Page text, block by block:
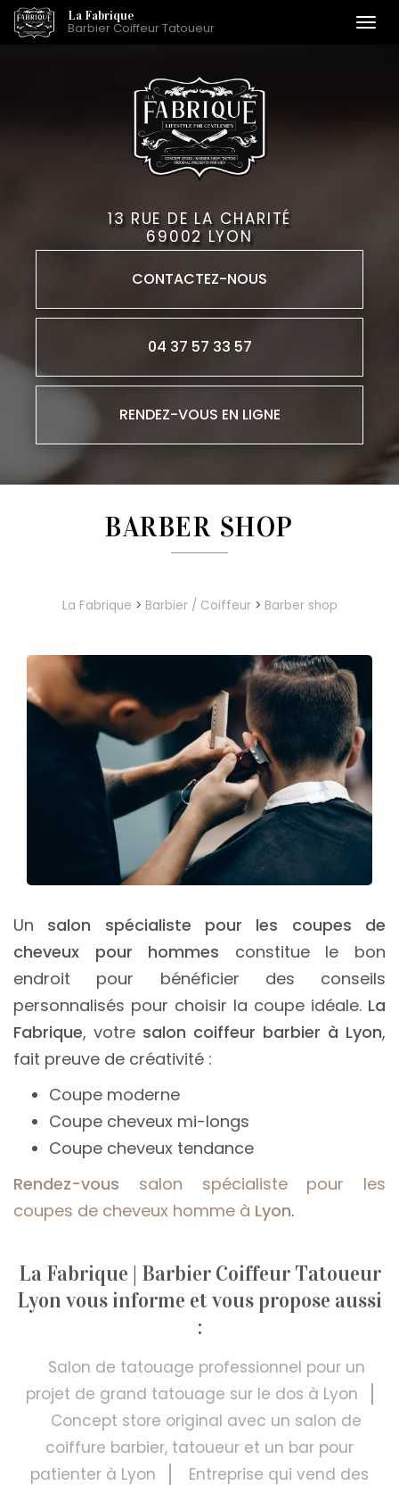
Aller
au
La Fabrique
Barbier Coiffeur Tatoueur
13 RUE DE LA CHARITÉ
69002 LYON
CONTACTEZ-NOUS
04 37 57 33 57
RENDEZ-VOUS EN LIGNE
BARBER SHOP
La Fabrique > Barbier / Coiffeur> Barber shop
Un salon spécialiste pour les coupes de
cheveux pour hommes constitue le bon
endroit pour bénéficier des conseils
personnalisés pour choisir la coupe idéale. La
Fabrique, votre salon coiffeur barbier à Lyon,
fait preuve de créativité :
Coupe moderne
Coupe cheveux mi-longs
Coupe cheveux tendance
Rendez-vous salon spécialiste pour les
coupes de cheveux homme à Lyon.
La Fabrique | Barbier Coiffeur Tatoueur
Lyon vous informe et vous propose aussi
:
Salon de tatouage professionnel pour un
projet de grand tatouage sur le dos à Lyon
Concept store original avec un salon de
coiffure barbier, tatoueur et un bar pour
patienter à Lyon
Entreprise qui vend des